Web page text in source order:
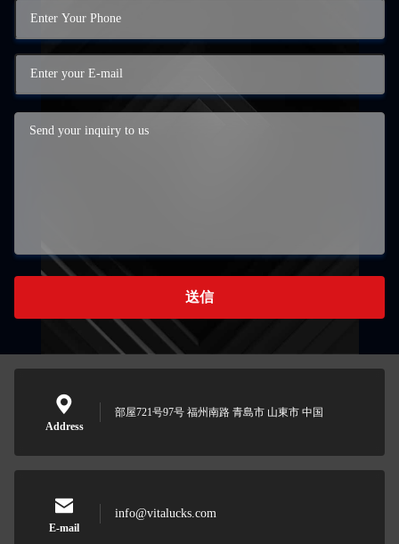
送信
Address
部屋721号97号 福州南路 青島市 山東市 中国
E-mail
info@vitalucks.com